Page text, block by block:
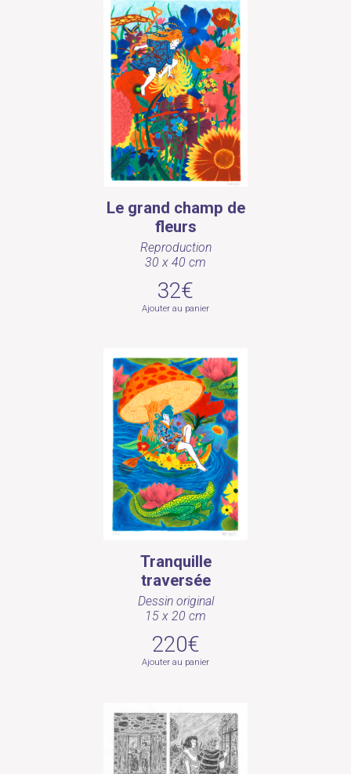
Le grand champ de
fleurs
Reproduction
30 x 40 cm
32€
Ajouter au panier
Tranquille
traversée
Dessin original
15 x 20 cm
220€
Ajouter au panier